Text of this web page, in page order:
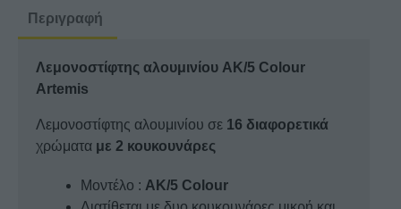
ποσότητα
Περιγραφή
Λεμονοστίφτης αλουμινίου AK/5 Colour
Artemis
Λεμονοστίφτης αλουμινίου σε 16 διαφορετικά
χρώματα με 2 κουκουνάρες
Μοντέλο : AK/5 Colour